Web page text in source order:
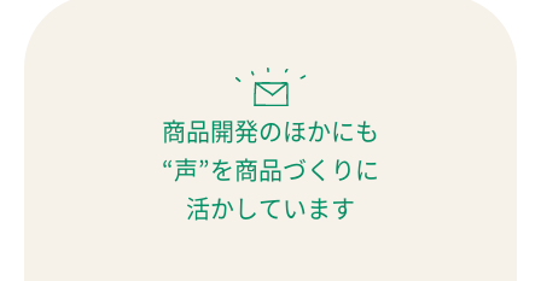
商品開発のほかにも
“声”を商品づくりに
活かしています